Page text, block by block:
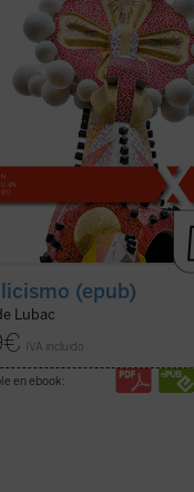
(ver ficha)
(epub)
Lubac
€ IVA incluido
en ebook: